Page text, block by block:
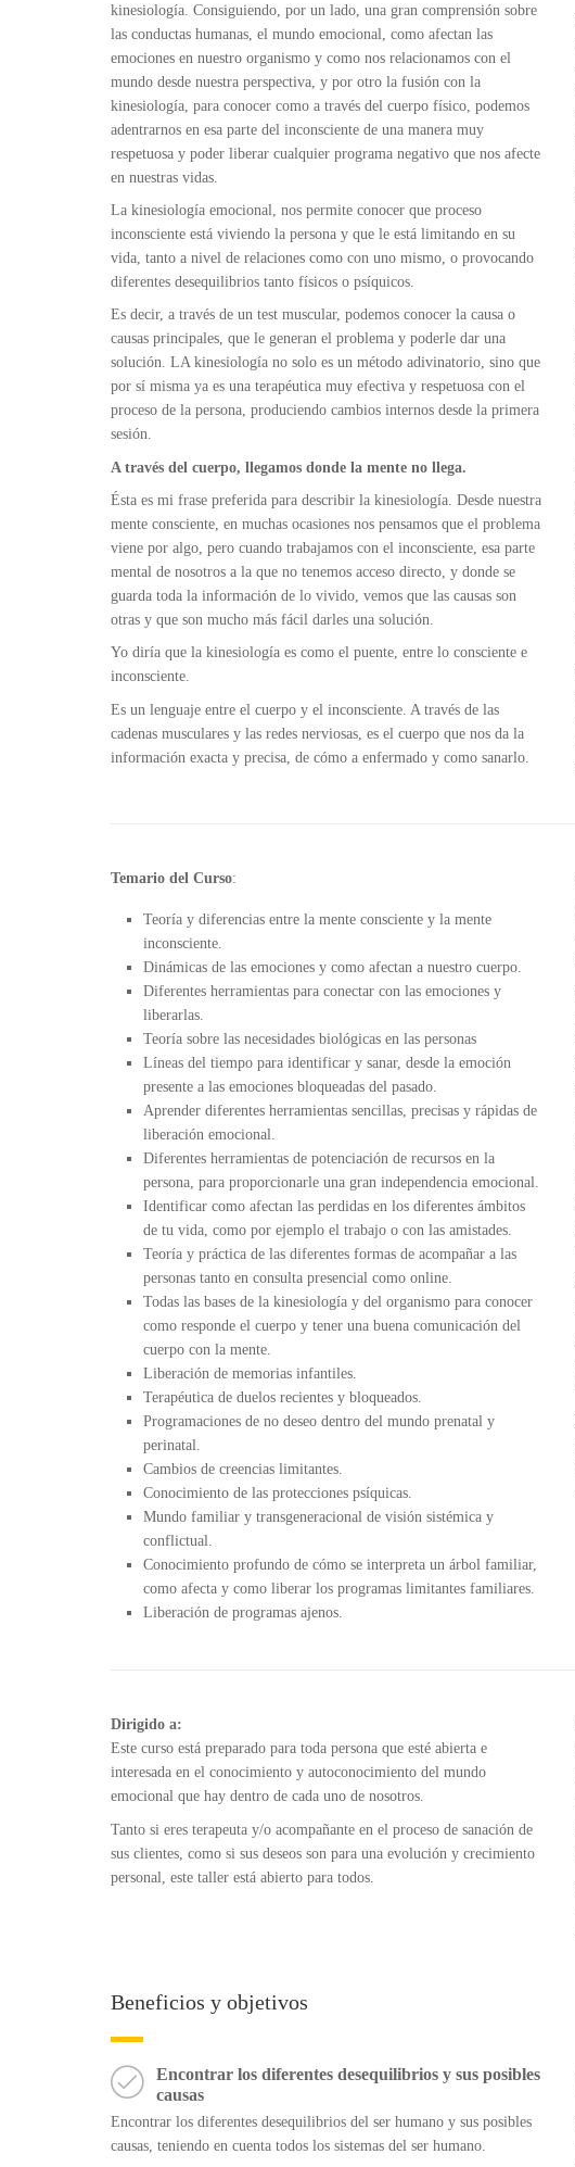
kinesiología. Consiguiendo, por un lado, una gran comprensión sobre
las conductas humanas, el mundo emocional, como afectan las
emociones en nuestro organismo y como nos relacionamos con el
mundo desde nuestra perspectiva, y por otro la fusión con la
kinesiología, para conocer como a través del cuerpo físico, podemos
adentrarnos en esa parte del inconsciente de una manera muy
respetuosa y poder liberar cualquier programa negativo que nos afecte
en nuestras vidas.
La kinesiología emocional, nos permite conocer que proceso
inconsciente está viviendo la persona y que le está limitando en su
vida, tanto a nivel de relaciones como con uno mismo, o provocando
diferentes desequilibrios tanto físicos o psíquicos.
Es decir, a través de un test muscular, podemos conocer la causa o
causas principales, que le generan el problema y poderle dar una
solución. LA kinesiología no solo es un método adivinatorio, sino que
por sí misma ya es una terapéutica muy efectiva y respetuosa con el
proceso de la persona, produciendo cambios internos desde la primera
sesión.
A través del cuerpo, llegamos donde la mente no llega.
Ésta es mi frase preferida para describir la kinesiología. Desde nuestra
mente consciente, en muchas ocasiones nos pensamos que el problema
viene por algo, pero cuando trabajamos con el inconsciente, esa parte
mental de nosotros a la que no tenemos acceso directo, y donde se
guarda toda la información de lo vivido, vemos que las causas son
otras y que son mucho más fácil darles una solución.
Yo diría que la kinesiología es como el puente, entre lo consciente e
inconsciente.
Es un lenguaje entre el cuerpo y el inconsciente. A través de las
cadenas musculares y las redes nerviosas, es el cuerpo que nos da la
información exacta y precisa, de cómo a enfermado y como sanarlo.
Temario del Curso:
Teoría y diferencias entre la mente consciente y la mente
inconsciente.
Dinámicas de las emociones y como afectan a nuestro cuerpo.
Diferentes herramientas para conectar con las emociones y
liberarlas.
Teoría sobre las necesidades biológicas en las personas
Líneas del tiempo para identificar y sanar, desde la emoción
presente a las emociones bloqueadas del pasado.
Aprender diferentes herramientas sencillas, precisas y rápidas de
liberación emocional.
Diferentes herramientas de potenciación de recursos en la
persona, para proporcionarle una gran independencia emocional.
Identificar como afectan las perdidas en los diferentes ámbitos
de tu vida, como por ejemplo el trabajo o con las amistades.
Teoría y práctica de las diferentes formas de acompañar a las
personas tanto en consulta presencial como online.
Todas las bases de la kinesiología y del organismo para conocer
como responde el cuerpo y tener una buena comunicación del
cuerpo con la mente.
Liberación de memorias infantiles.
Terapéutica de duelos recientes y bloqueados.
Programaciones de no deseo dentro del mundo prenatal y
perinatal.
Cambios de creencias limitantes.
Conocimiento de las protecciones psíquicas.
Mundo familiar y transgeneracional de visión sistémica y
conflictual.
Conocimiento profundo de cómo se interpreta un árbol familiar,
como afecta y como liberar los programas limitantes familiares.
Liberación de programas ajenos.
Dirigido a:
Este curso está preparado para toda persona que esté abierta e
interesada en el conocimiento y autoconocimiento del mundo
emocional que hay dentro de cada uno de nosotros.
Tanto si eres terapeuta y/o acompañante en el proceso de sanación de
sus clientes, como si sus deseos son para una evolución y crecimiento
personal, este taller está abierto para todos.
Beneficios y objetivos
Encontrar los diferentes desequilibrios y sus posibles
causas
Encontrar los diferentes desequilibrios del ser humano y sus posibles
causas, teniendo en cuenta todos los sistemas del ser humano.